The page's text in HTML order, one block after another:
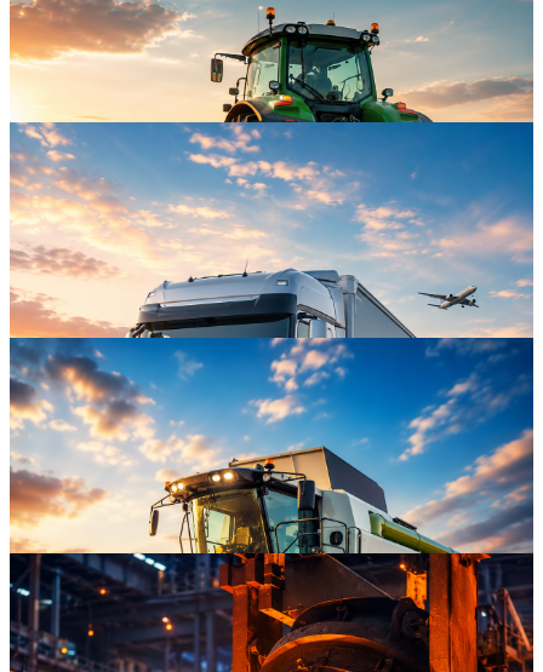
Sprzęt elektryczny. Wyposażenie panelu elektrycznego.
Elektrownie
Sprzęt rolniczy
Pogląd
Transport. Transport
Pogląd